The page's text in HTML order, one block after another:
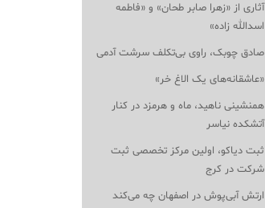
آثاری از «زهرا صابر طحان» و «فاطمه
اسدالله زاده»
صادق چوبک، راوی بی‌تکلف سرشت آدمی
«عاشقانه‌های یک الاغ خر»
همنشینی ناهید، ماه و هرمزد در کنار
آتشکده نیاسر
ثبت دیاکو، اولین مرکز تخصصی ثبت
شرکت در کرج
ارتش آبی‌پوش در اصفهان چه می‌کند